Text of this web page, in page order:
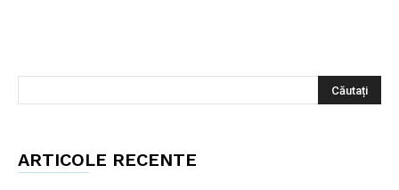
ARTICOLE RECENTE